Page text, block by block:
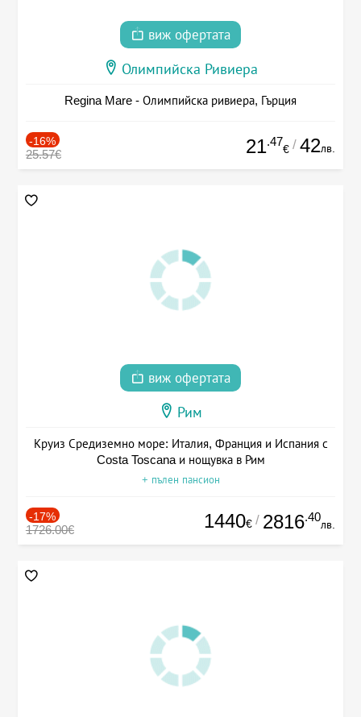
виж офертата
Олимпийска Ривиера
Regina Mare - Олимпийска ривиера, Гърция
-16%
25.57€ 21.47
€ / 42лв.
виж офертата
Рим
Круиз Средиземно море: Италия, Франция и Испания с
Costa Toscana и нощувка в Рим
+ пълен пансион
-17%
1726.00€ 1440€ / 2816.40
лв.